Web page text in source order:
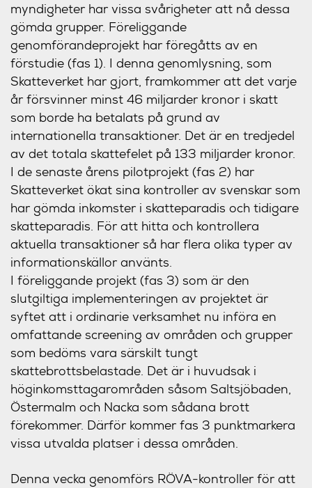
myndigheter har vissa svårigheter att nå dessa
gömda grupper. Föreliggande
genomförandeprojekt har föregåtts av en
förstudie (fas 1). I denna genomlysning, som
Skatteverket har gjort, framkommer att det varje
år försvinner minst 46 miljarder kronor i skatt
som borde ha betalats på grund av
internationella transaktioner. Det är en tredjedel
av det totala skattefelet på 133 miljarder kronor.
I de senaste årens pilotprojekt (fas 2) har
Skatteverket ökat sina kontroller av svenskar som
har gömda inkomster i skatteparadis och tidigare
skatteparadis. För att hitta och kontrollera
aktuella transaktioner så har flera olika typer av
informationskällor använts.
I föreliggande projekt (fas 3) som är den
slutgiltiga implementeringen av projektet är
syftet att i ordinarie verksamhet nu införa en
omfattande screening av områden och grupper
som bedöms vara särskilt tungt
skattebrottsbelastade. Det är i huvudsak i
höginkomsttagarområden såsom Saltsjöbaden,
Östermalm och Nacka som sådana brott
förekommer. Därför kommer fas 3 punktmarkera
vissa utvalda platser i dessa områden.
Denna vecka genomförs RÖVA-kontroller för att